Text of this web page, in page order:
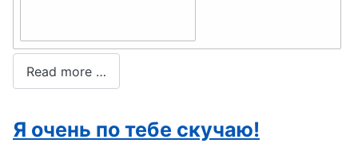
Read more …
Я очень по тебе скучаю!